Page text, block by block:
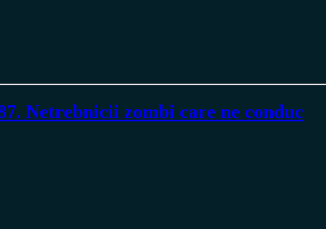
Netrebnicii zombi care ne conduc